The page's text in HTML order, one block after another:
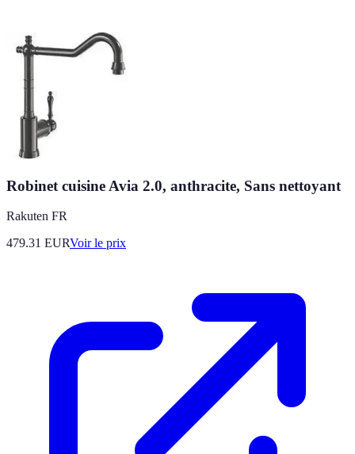
Robinet cuisine Avia 2.0, anthracite, Sans nettoyant
Rakuten FR
479.31 EURVoir le prix